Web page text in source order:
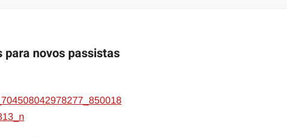
para novos passistas